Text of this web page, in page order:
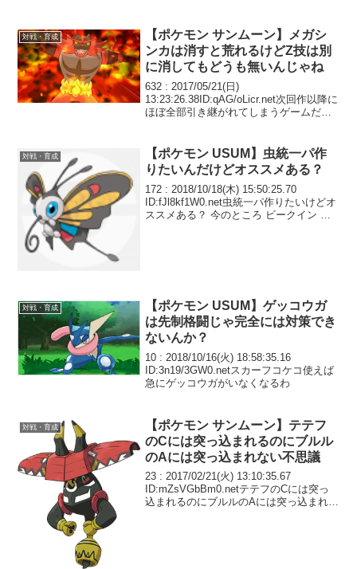
対戦・育成
【ポケモン サンムーン】メガシ
ンカは消すと荒れるけどZ技は別
に消してもどうも無いんじゃね
632 : 2017/05/21(日)
13:23:26.38ID:qAG/oLicr.net次回作以降に
ほぼ全部引き継がれてしまうゲームだし
いけど、 6世代のメ...
対戦・育成
【ポケモン USUM】虫統一パ作
りたいんだけどオススメある？
172 : 2018/10/18(木) 15:50:25.70
ID:fJl8kf1W0.net虫統一パ作りたいけどオ
ススメある？ 今のところ ビークイン ガ
対戦・育成
【ポケモン USUM】ゲッコウガ
は先制格闘じゃ完全には対策でき
ないんか？
10 : 2018/10/16(火) 18:58:35.16
ID:3n19/3GW0.netスカーフコケコ使えば
急にゲッコウガがいなくなるわ
対戦・育成
【ポケモン サンムーン】テテフ
のCには突っ込まれるのにブルル
のAには突っ込まれない不思議
23 : 2017/02/21(火) 13:10:35.67
ID:mZsVGbBm0.netテテフのCには突っ
込まれるのにブルルのAには突っ込まれな